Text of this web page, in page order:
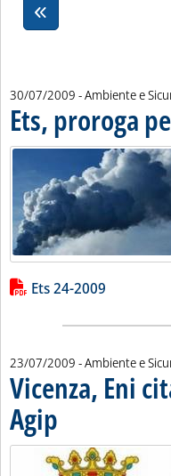
30/07/2009 - Ambiente e
Ets, proroga
Lista allegati PDF
Ets 24-2009
23/07/2009 - Ambiente e
Vicenza, Eni
Agip